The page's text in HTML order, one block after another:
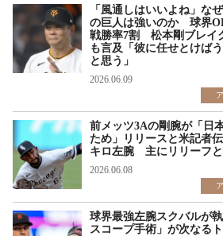
「風通しはいいよね」な
の巨人は強いのか 球界
戦勝率7割 松本剛ブレイ
も言及「彼に任せとけば
と思う」
2026.06.09
前メッツ3Aの剛腕が「日
ため」リリースと米記者
キロ左腕 主にリリーフ
2026.06.08
球界最強左腕スクバルが
スコープ手術」が次なる